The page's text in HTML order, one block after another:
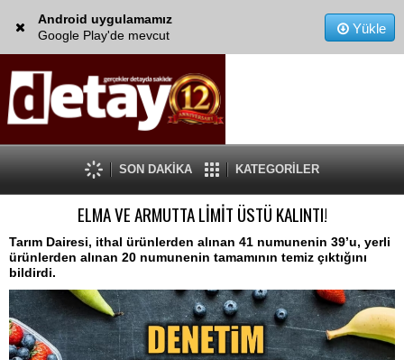
Android uygulamamız
Google Play'de mevcut
Yükle
SON DAKİKA KATEGORİLER
ELMA VE ARMUTTA LİMİT ÜSTÜ KALINTI!
Tarım Dairesi, ithal ürünlerden alınan 41 numunenin 39’u, yerli
ürünlerden alınan 20 numunenin tamamının temiz çıktığını
bildirdi.